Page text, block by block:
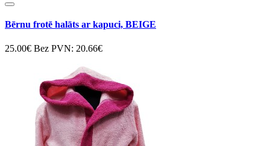
Bērnu frotē halāts ar kapuci, BEIGE
25.00€ Bez PVN: 20.66€